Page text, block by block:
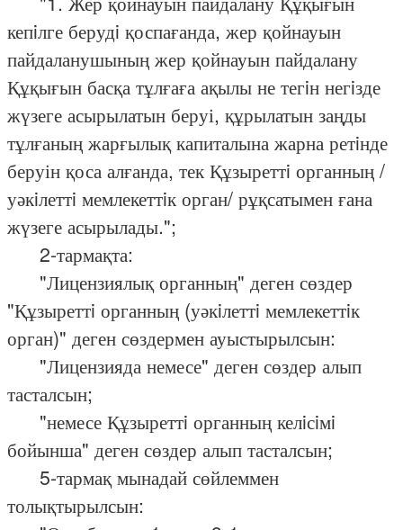
кепiлге берудi қоспағанда, жер қойнауын
пайдаланушының жер қойнауын пайдалану
Құқығын басқа тұлғаға ақылы не тегiн негiзде
жүзеге асырылатын беруі, құрылатын заңды
тұлғаның жарғылық капиталына жарна ретiнде
беруін қоса алғанда, тек Құзыреттi органның /
уәкiлеттi мемлекеттiк орган/ рұқсатымен ғана
жүзеге асырылады.";
2-тармақта:
"Лицензиялық органның" деген сөздер
"Құзыреттi органның (уәкiлеттi мемлекеттiк
орган)" деген сөздермен ауыстырылсын:
"Лицензияда немесе" деген сөздер алып
тасталсын;
"немесе Құзыреттi органның келiсiмi
бойынша" деген сөздер алып тасталсын;
5-тармақ мынадай сөйлеммен
толықтырылсын: